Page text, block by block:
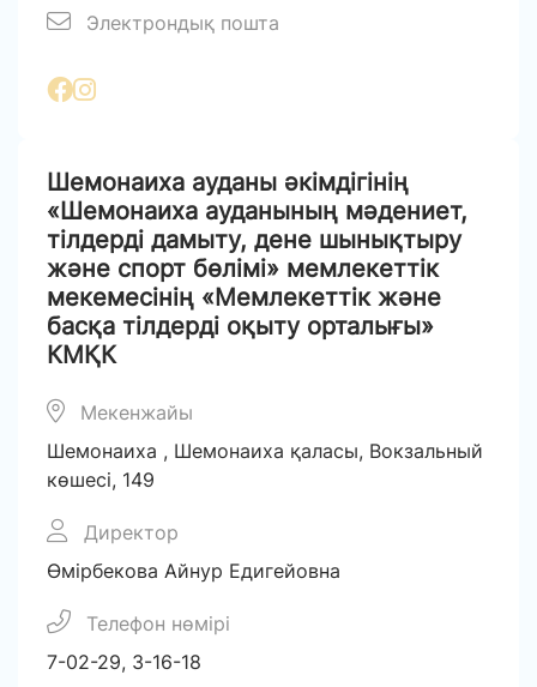
Электрондық пошта
Шемонаиха ауданы әкімдігінің
«Шемонаиха ауданының мәдениет,
тілдерді дамыту, дене шынықтыру
және спорт бөлімі» мемлекеттік
мекемесінің «Мемлекеттік және
басқа тілдерді оқыту орталығы»
КМҚК
Мекенжайы
Шемонаиха , Шемонаиха қаласы, Вокзальный
көшесі, 149
Директор
Өмірбекова Айнур Едигейовна
Телефон нөмірі
7-02-29, 3-16-18